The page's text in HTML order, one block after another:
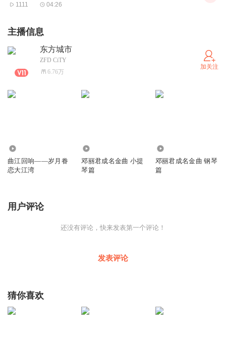
1111 04:26
主播信息
东方城市
ZFD CiTY
6.76万
加关注
曲江回响——岁月眷
恋大江湾
邓丽君成名金曲 小提
琴篇
邓丽君成名金曲 钢琴
篇
用户评论
还没有评论，快来发表第一个评论！
发表评论
猜你喜欢